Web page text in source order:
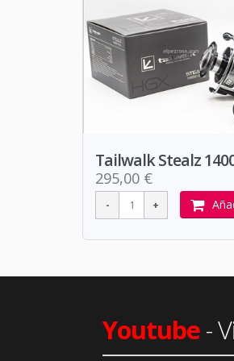
Tailwalk Stealz
295,00 €
Youtube-